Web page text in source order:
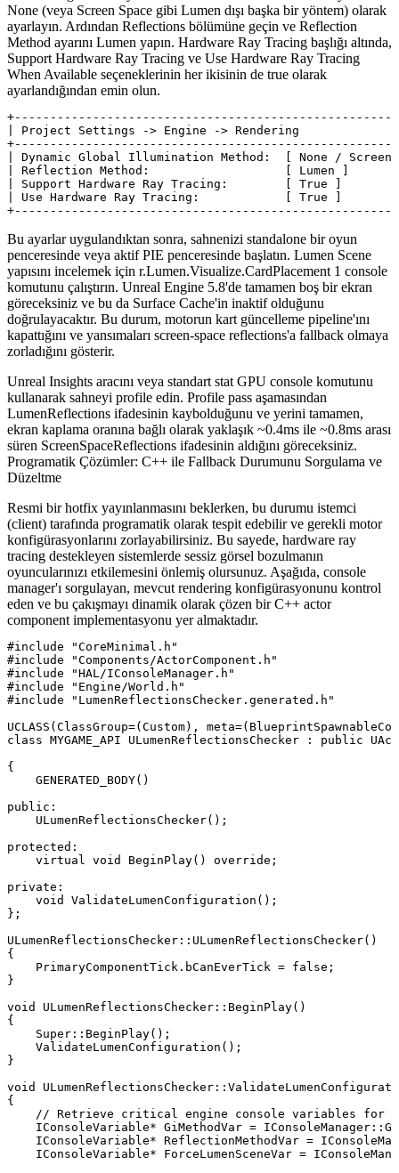
None (veya Screen Space gibi Lumen dışı başka bir yöntem) olarak
ayarlayın. Ardından Reflections bölümüne geçin ve Reflection
Method ayarını Lumen yapın. Hardware Ray Tracing başlığı altında,
Support Hardware Ray Tracing ve Use Hardware Ray Tracing
When Available seçeneklerinin her ikisinin de true olarak
ayarlandığından emin olun.
| Project Settings -> Engine -> Rendering
| Dynamic Global Illumination Method:  [ None /
| Reflection Method:                   [ Lumen ]
| Support Hardware Ray Tracing:        [ True ]
| Use Hardware Ray Tracing:            [ True ]
Bu ayarlar uygulandıktan sonra, sahnenizi standalone bir oyun
penceresinde veya aktif PIE penceresinde başlatın. Lumen Scene
yapısını incelemek için r.Lumen.Visualize.CardPlacement 1 console
komutunu çalıştırın. Unreal Engine 5.8'de tamamen boş bir ekran
göreceksiniz ve bu da Surface Cache'in inaktif olduğunu
doğrulayacaktır. Bu durum, motorun kart güncelleme pipeline'ını
kapattığını ve yansımaları screen-space reflections'a fallback olmaya
zorladığını gösterir.
Unreal Insights aracını veya standartstat GPU console komutunu
kullanarak sahneyi profile edin. Profile pass aşamasından
LumenReflections ifadesinin kaybolduğunu ve yerini tamamen,
ekran kaplama oranına bağlı olarak yaklaşık ~0.4ms ile ~0.8ms arası
süren ScreenSpaceReflections ifadesinin aldığını göreceksiniz.
Programatik Çözümler: C++ ile Fallback Durumunu Sorgulama ve
Düzeltme
Resmi bir hotfix yayınlanmasını beklerken, bu durumu istemci
(client) tarafında programatik olarak tespit edebilir ve gerekli motor
konfigürasyonlarını zorlayabilirsiniz. Bu sayede, hardware ray
tracing destekleyen sistemlerde sessiz görsel bozulmanın
oyuncularınızı etkilemesini önlemiş olursunuz. Aşağıda, console
manager'ı sorgulayan, mevcut rendering konfigürasyonunu kontrol
eden ve bu çakışmayı dinamik olarak çözen bir C++ actor
component implementasyonu yer almaktadır.
#include "CoreMinimal.h"
#include "Components/ActorComponent.h"
#include "HAL/IConsoleManager.h"
#include "Engine/World.h"
#include "LumenReflectionsChecker.generated.h"
UCLASS(ClassGroup=(Custom),
class MYGAME_API ULumenReflectionsChecker : public
{
    GENERATED_BODY()
public:
    ULumenReflectionsChecker();
protected:
    virtual void BeginPlay() override;
private:
    void ValidateLumenConfiguration();
};
ULumenReflectionsChecker::ULumenReflectionsChecker()
{
    PrimaryComponentTick.bCanEverTick = false;
}
void ULumenReflectionsChecker::BeginPlay()
{
    Super::BeginPlay();
    ValidateLumenConfiguration();
}
void
{
// Retrieve critical engine console variables for
IConsoleVariable* GiMethodVar =
IConsoleVariable* ReflectionMethodVar =
IConsoleVariable* ForceLumenSceneVar =